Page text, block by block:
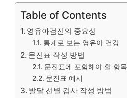
Table of Contents
영유아검진의 중요성
통계로 보는 영유아 건강
문진표 작성 방법
문진표에 포함해야 할 항목
문진표 예시
발달 선별 검사 작성 방법